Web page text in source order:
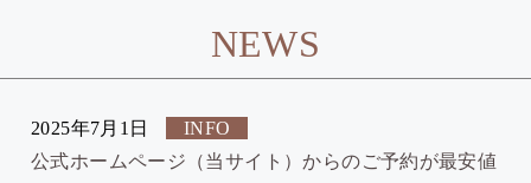
NEWS
2025年7月1日
INFO
公式ホームページ（当サイト）からのご予約が最安値